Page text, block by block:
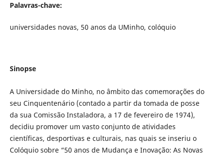
Palavras-chave:
universidades novas, 50 anos da UMinho, colóquio
Sinopse
A Universidade do Minho, no âmbito das comemorações do
seu Cinquentenário (contado a partir da tomada de posse
da sua Comissão Instaladora, a 17 de fevereiro de 1974),
decidiu promover um vasto conjunto de atividades
científicas, desportivas e culturais, nas quais se inseriu o
Colóquio sobre “50 anos de Mudança e Inovação: As Novas